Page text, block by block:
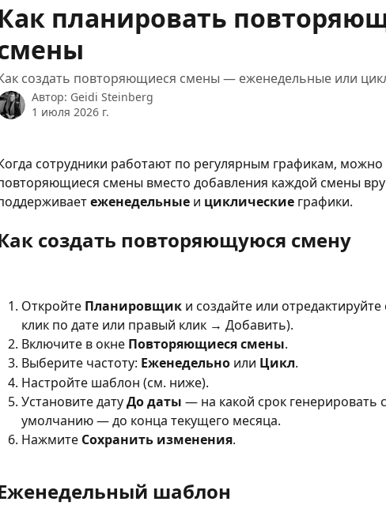
планировать
создать повторяющиеся смены — еженедельные или
Автор: Geidi Steinberg
1 июля 2026 г.
сотрудники работают по регулярным графикам, можно
смены вместо добавления каждой смены
еженедельные и циклические графики.
создать повторяющуюся смену
Откройте Планировщик и создайте или
клик по дате или правый клик → Добавить).
Включите в окне Повторяющиеся смены.
Выберите частоту: Еженедельно или Цикл.
Настройте шаблон (см. ниже).
Установите дату До даты — на какой срок генерировать
умолчанию — до конца текущего месяца.
Нажмите Сохранить изменения.
шаблон